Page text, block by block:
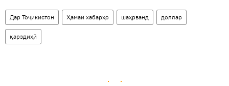
Дар Тоҷикистон Ҳамаи хабарҳо шаҳрванд доллар
қарздиҳӣ